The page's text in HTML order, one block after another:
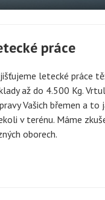
práce
práce
letecké práce
až do 4.500 Kg.
Vašich břemen a
v terénu. Máme
oborech.